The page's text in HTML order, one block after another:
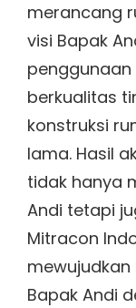
merancang
visi Bapak
berkualitas
konstruksi
lama. Hasil
tidak hanya
Andi tetapi
Mitracon
mewujudkan
Bapak Andi